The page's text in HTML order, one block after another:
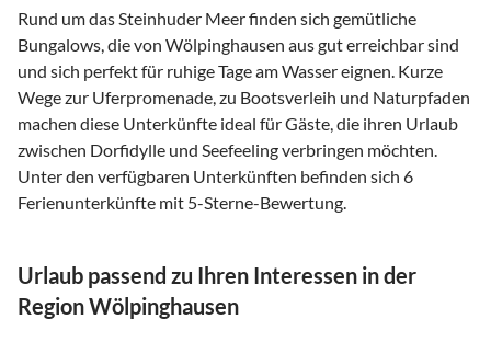
Rund um das Steinhuder Meer finden sich gemütliche
Bungalows, die von Wölpinghausen aus gut erreichbar sind
und sich perfekt für ruhige Tage am Wasser eignen. Kurze
Wege zur Uferpromenade, zu Bootsverleih und Naturpfaden
machen diese Unterkünfte ideal für Gäste, die ihren Urlaub
zwischen Dorfidylle und Seefeeling verbringen möchten.
Unter den verfügbaren Unterkünften befinden sich 6
Ferienunterkünfte mit 5-Sterne-Bewertung.
Urlaub passend zu Ihren Interessen in der
Region Wölpinghausen